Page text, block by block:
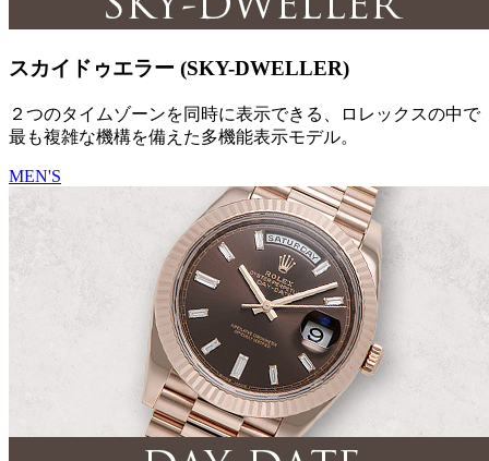
スカイドゥエラー (SKY-DWELLER)
２つのタイムゾーンを同時に表示できる、ロレックスの中で
最も複雑な機構を備えた多機能表示モデル。
MEN'S